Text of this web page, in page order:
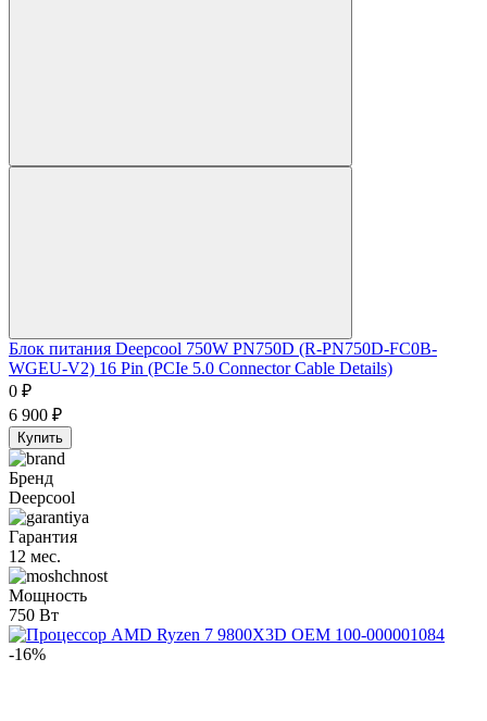
Блок питания Deepcool 750W PN750D (R-PN750D-FC0B-
WGEU-V2) 16 Pin (PCIe 5.0 Connector Cable Details)
0 ₽
6 900 ₽
Купить
Бренд
Deepcool
Гарантия
12 мес.
Мощность
750 Вт
-16%